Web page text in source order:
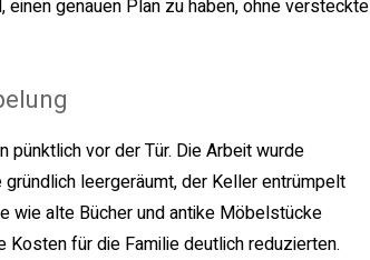
genauen Plan zu haben, ohne versteckte
pünktlich vor der Tür. Die Arbeit wurde
leergeräumt, der Keller entrümpelt
wie alte Bücher und antike Möbelstücke
für die Familie deutlich reduzierten.